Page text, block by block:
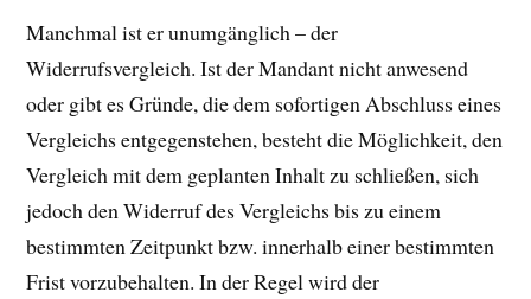
Manchmal ist er unumgänglich – der
Widerrufsvergleich. Ist der Mandant nicht anwesend
oder gibt es Gründe, die dem sofortigen Abschluss eines
Vergleichs entgegenstehen, besteht die Möglichkeit, den
Vergleich mit dem geplanten Inhalt zu schließen, sich
jedoch den Widerruf des Vergleichs bis zu einem
bestimmten Zeitpunkt bzw. innerhalb einer bestimmten
Frist vorzubehalten.In der Regel wird der